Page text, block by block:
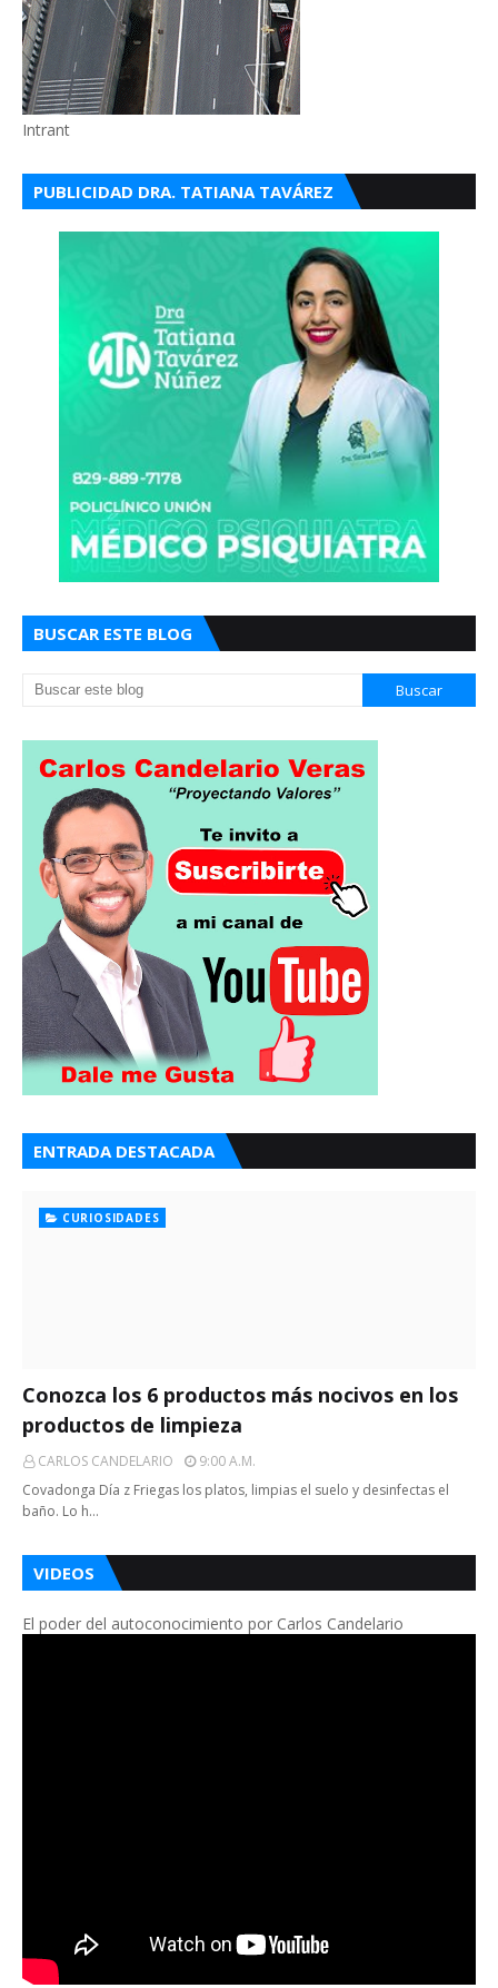
Intrant
PUBLICIDAD DRA. TATIANA TAVÁREZ
BUSCAR ESTE BLOG
ENTRADA DESTACADA
CURIOSIDADES
Conozca los 6 productos más nocivos en los
productos de limpieza
CARLOS CANDELARIO
9:00 A.m.
Covadonga Día z Friegas los platos, limpias el suelo y desinfectas el
baño. Lo h…
VIDEOS
El poder del autoconocimiento por Carlos Candelario